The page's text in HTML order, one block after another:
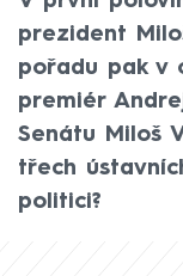
prezident
pořadu pak v
premiér
Senátu Miloš
třech
politici?